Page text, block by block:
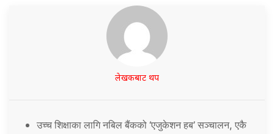
लेखकबाट थप
उच्च शिक्षाका लागि नबिल बैंकको ‘एजुकेशन हब’ सञ्चालन, एकै